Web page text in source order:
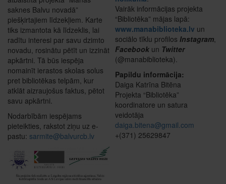
saknes Balvu novadā”
piešķirtajiem līdzekļiem. Karte
tiks izmantota kā līdzeklis, lai
radītu interesi par savu dzimto
novadu, rosinātu pētīt un izzināt
apkārtni. Tā būs iespēja
nomainīt ierastos skolas solus
pret bibliotēkas telpām, kur
atklāt aizraujošus faktus, pētot
savu apkārtni.
Nodarbībām iespējams
pieteikties, rakstot ziņu uz e-
pastu: sarmite@balvurcb.lv
Vairāk informācijas projekta
“Bibliotēka” mājas lapā:
www.manabiblioteka.lv un
sociālo tīklu profilos Instagram
Facebook un Twitter
(@manabiblioteka).
Papildu informācija:
Daiga Katrīna Bitēna
Projekta “Bibliotēka”
koordinatore un satura
veidotāja
daiga.bitena@gmail.com
+(371) 25629847